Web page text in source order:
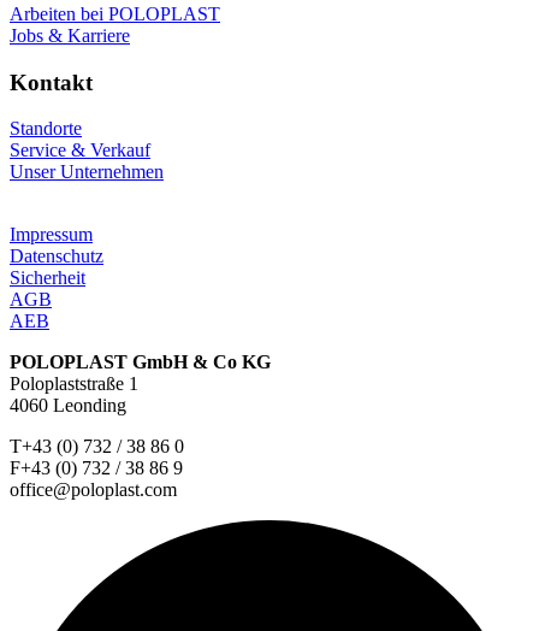
Arbeiten bei POLOPLAST
Jobs & Karriere
Kontakt
Standorte
Service & Verkauf
Unser Unternehmen
Impressum
Datenschutz
Sicherheit
AGB
AEB
POLOPLAST GmbH & Co KG
Poloplaststraße 1
4060 Leonding
T+43 (0) 732 / 38 86 0
F+43 (0) 732 / 38 86 9
office@poloplast.com